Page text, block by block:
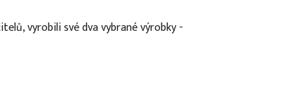
vyrobili své dva vybrané výrobky -